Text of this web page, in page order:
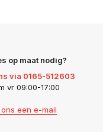
op maat nodig?
via 0165-512603
vr 09:00-17:00
een e-mail